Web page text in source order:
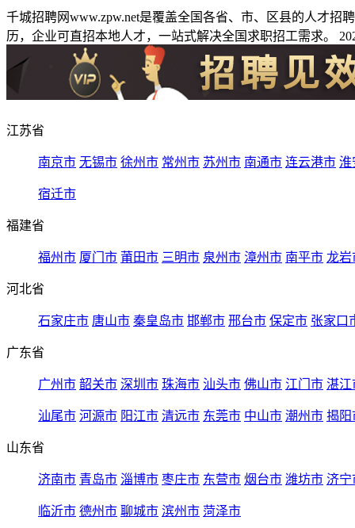
千城招聘网www.zpw.net是覆盖全国各省、市、区县的人才
历，企业可直招本地人才，一站式解决全国求职招工需求。
江苏省
南京市 无锡市 徐州市 常州市 苏州市 南通市 连云港市 淮
宿迁市
福建省
福州市 厦门市 莆田市 三明市 泉州市 漳州市 南平市 龙岩
河北省
石家庄市 唐山市 秦皇岛市 邯郸市 邢台市 保定市 张家口
广东省
广州市 韶关市 深圳市 珠海市 汕头市 佛山市 江门市 湛江
汕尾市 河源市 阳江市 清远市 东莞市 中山市 潮州市 揭阳
山东省
济南市 青岛市 淄博市 枣庄市 东营市 烟台市 潍坊市 济宁
临沂市 德州市 聊城市 滨州市 菏泽市